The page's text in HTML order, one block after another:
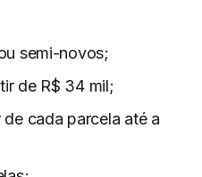
semi-novos;
de R$ 34 mil;
cada parcela até a